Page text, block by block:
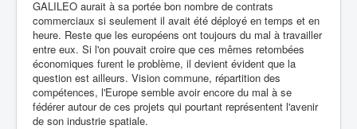
GALILEO aurait à sa portée bon nombre de contrats
commerciaux si seulement il avait été déployé en temps et en
heure. Reste que les européens ont toujours du mal à travailler
entre eux. Si l'on pouvait croire que ces mêmes retombées
économiques furent le problème, il devient évident que la
question est ailleurs. Vision commune, répartition des
compétences, l'Europe semble avoir encore du mal à se
fédérer autour de ces projets qui pourtant représentent l'avenir
de son industrie spatiale.